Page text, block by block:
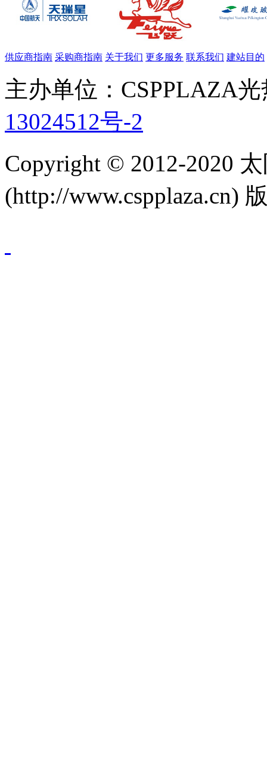
供应商指南 采购商指南 关于我们 更多服务 联系我们 建站目的
主办单位：CSPPLAZA
13024512号-2
Copyright © 2012-2020
(http://www.cspplaza.cn)